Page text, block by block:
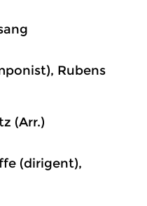
Rubens
(Arr.)
(dirigent),